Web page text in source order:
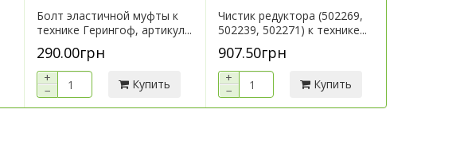
Болт эластичной муфты к
технике Герингоф, артикул...
290.00грн
+
−
Купить
Чистик редуктора (502269,
502239, 502271) к технике...
907.50грн
+
−
Купить